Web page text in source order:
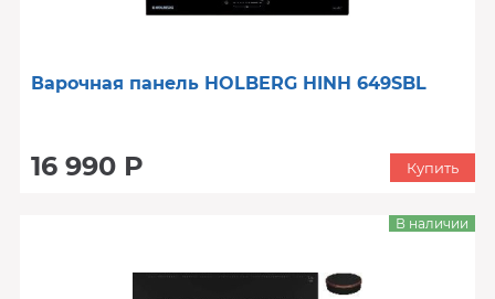
Варочная панель HOLBERG HINH 649SBL
16 990 Р Купить
В наличии